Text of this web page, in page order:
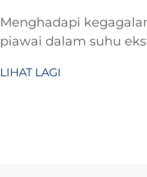
Menghadapi
piawai dalam suhu
selama 20 tahun
LIHAT LAGI